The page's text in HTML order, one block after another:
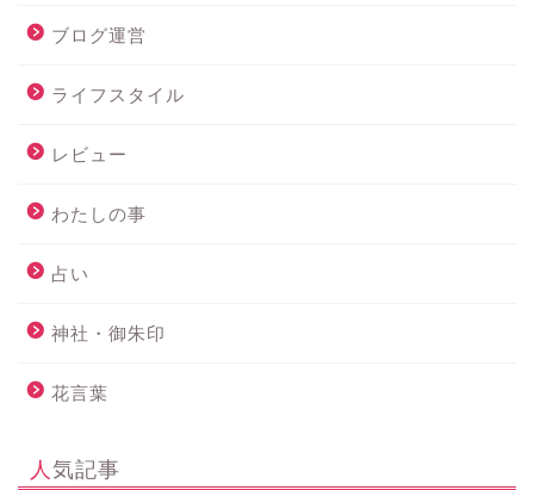
ブログ運営
ライフスタイル
レビュー
わたしの事
占い
神社・御朱印
花言葉
人気記事